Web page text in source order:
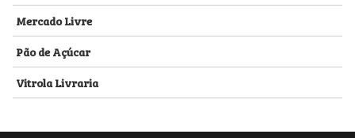
Mercado Livre
Pão de Açúcar
Vitrola Livraria